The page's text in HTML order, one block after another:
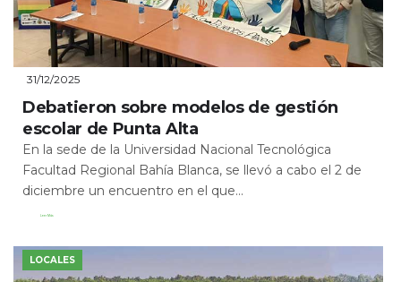
31/12/2025
Debatieron sobre modelos de gestión
escolar de Punta Alta
En la sede de la Universidad Nacional Tecnológica
Facultad Regional Bahía Blanca, se llevó a cabo el 2 de
diciembre un encuentro en el que...
Leer Más
LOCALES